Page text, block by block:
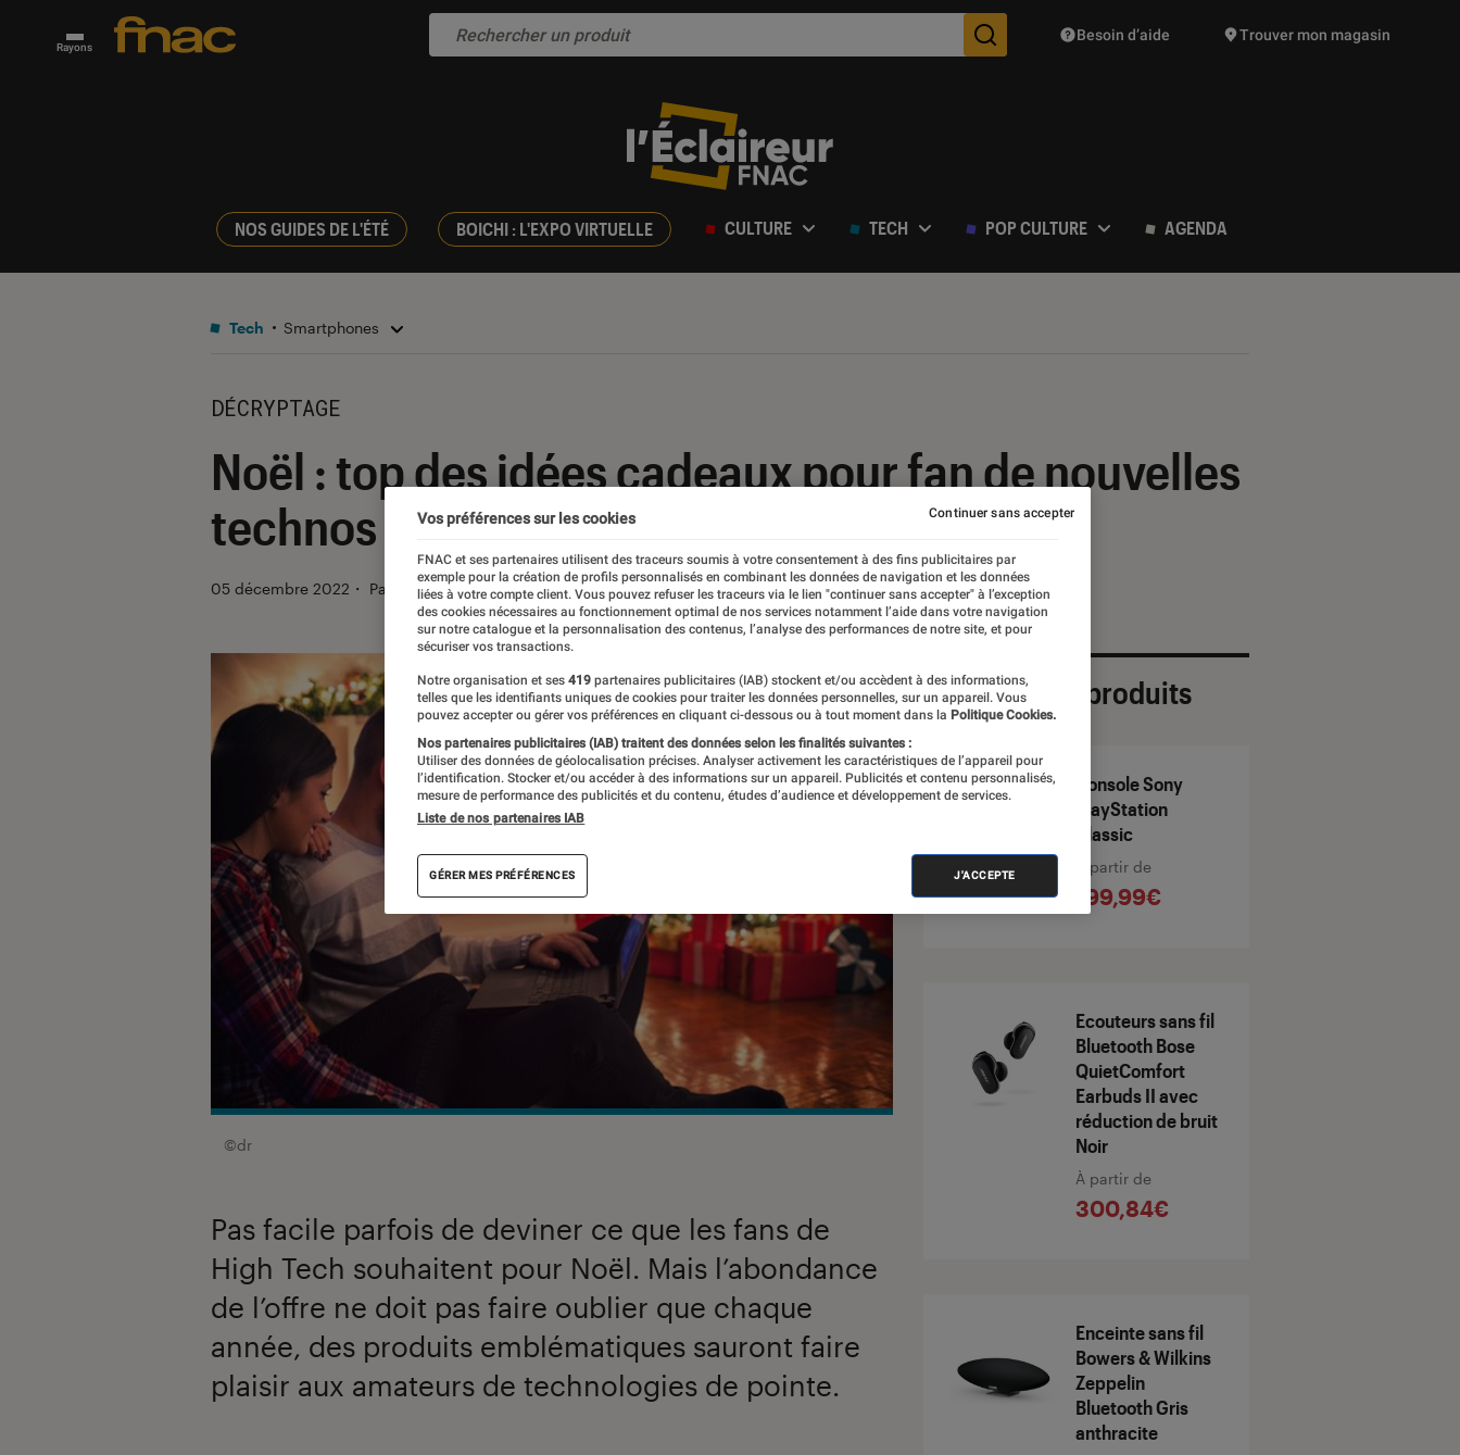
Rayons Des suggestions de produits vont vous être proposées
Besoin d’aide Trouver mon magasin
NOS GUIDES DE L'ÉTÉ BOICHI : L'EXPO VIRTUELLE CULTURE TECH POP CULTURE AGENDA
Tech Smartphones
DÉCRYPTAGE
Noël : top des idées cadeaux pour fan de nouvelles
technos
05 décembre 2022 ・ Par Christian Ferreol
©dr
Pas facile parfois de deviner ce que les fans de
High Tech souhaitent pour Noël. Mais l’abondance
de l’offre ne doit pas faire oublier que chaque
année, des produits emblématiques sauront faire
plaisir aux amateurs de technologies de pointe.
Sélection de produits
Console Sony
PlayStation
Classic
À partir de
199,99€
Ecouteurs sans fil
Bluetooth Bose
QuietComfort
Earbuds II avec
réduction de bruit
Noir
À partir de
300,84€
Enceinte sans fil
Bowers & Wilkins
Zeppelin
Bluetooth Gris
anthracite
Vos préférences sur les cookies
FNAC et ses partenaires utilisent des traceurs soumis à votre consentement à des fins publicitaires par
exemple pour la création de profils personnalisés en combinant les données de navigation et les données
liées à votre compte client. Vous pouvez refuser les traceurs via le lien "continuer sans accepter" à l’exception
des cookies nécessaires au fonctionnement optimal de nos services notamment l’aide dans votre navigation
sur notre catalogue et la personnalisation des contenus, l’analyse des performances de notre site, et pour
sécuriser vos transactions.
Notre organisation et ses 419 partenaires publicitaires (IAB) stockent et/ou accèdent à des informations,
telles que les identifiants uniques de cookies pour traiter les données personnelles, sur un appareil. Vous
pouvez accepter ou gérer vos préférences en cliquant ci-dessous ou à tout moment dans la Politique Cookies.
Nos partenaires publicitaires (IAB) traitent des données selon les finalités suivantes :
Utiliser des données de géolocalisation précises. Analyser activement les caractéristiques de l’appareil pour
l’identification. Stocker et/ou accéder à des informations sur un appareil. Publicités et contenu personnalisés,
mesure de performance des publicités et du contenu, études d’audience et développement de services.
Liste de nos partenaires IAB
GÉRER MES PRÉFÉRENCES J'ACCEPTE
Continuer sans accepter